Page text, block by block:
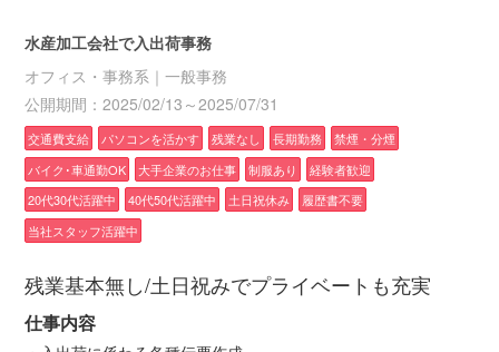
水産加工会社で入出荷事務
オフィス・事務系｜一般事務
公開期間：2025/02/13～2025/07/31
交通費支給 パソコンを活かす 残業なし 長期勤務
禁煙・分煙
バイク･車通勤OK
大手企業のお仕事 制服あり
経験者歓迎
20代30代活躍中
40代50代活躍中 土日祝休み
履歴書不要
当社スタッフ活躍中
残業基本無し/土日祝みでプライベートも充実
仕事内容